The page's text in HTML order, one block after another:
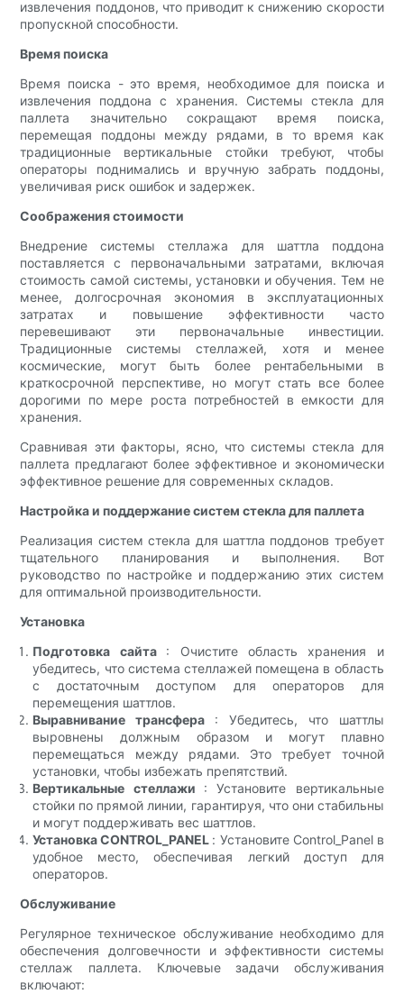
извлечения поддонов, что приводит к снижению скорости
пропускной способности.
Время поиска
Время поиска - это время, необходимое для поиска и
извлечения поддона с хранения. Системы стекла для
паллета значительно сокращают время поиска,
перемещая поддоны между рядами, в то время как
традиционные вертикальные стойки требуют, чтобы
операторы поднимались и вручную забрать поддоны,
увеличивая риск ошибок и задержек.
Соображения стоимости
Внедрение системы стеллажа для шаттла поддона
поставляется с первоначальными затратами, включая
стоимость самой системы, установки и обучения. Тем не
менее, долгосрочная экономия в эксплуатационных
затратах и ​​повышение эффективности часто
перевешивают эти первоначальные инвестиции.
Традиционные системы стеллажей, хотя и менее
космические, могут быть более рентабельными в
краткосрочной перспективе, но могут стать все более
дорогими по мере роста потребностей в емкости для
хранения.
Сравнивая эти факторы, ясно, что системы стекла для
паллета предлагают более эффективное и экономически
эффективное решение для современных складов.
Настройка и поддержание систем стекла для паллета
Реализация систем стекла для шаттла поддонов требует
тщательного планирования и выполнения. Вот
руководство по настройке и поддержанию этих систем
для оптимальной производительности.
Установка
Подготовка сайта : Очистите область хранения и
убедитесь, что система стеллажей помещена в область
с достаточным доступом для операторов для
перемещения шаттлов.
Выравнивание трансфера : Убедитесь, что шаттлы
выровнены должным образом и могут плавно
перемещаться между рядами. Это требует точной
установки, чтобы избежать препятствий.
Вертикальные стеллажи : Установите вертикальные
стойки по прямой линии, гарантируя, что они стабильны
и могут поддерживать вес шаттлов.
Установка CONTROL_PANEL : Установите Control_Panel в
удобное место, обеспечивая легкий доступ для
операторов.
Обслуживание
Регулярное техническое обслуживание необходимо для
обеспечения долговечности и эффективности системы
стеллаж паллета. Ключевые задачи обслуживания
включают: